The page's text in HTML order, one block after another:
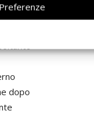
Preferenze
dopo